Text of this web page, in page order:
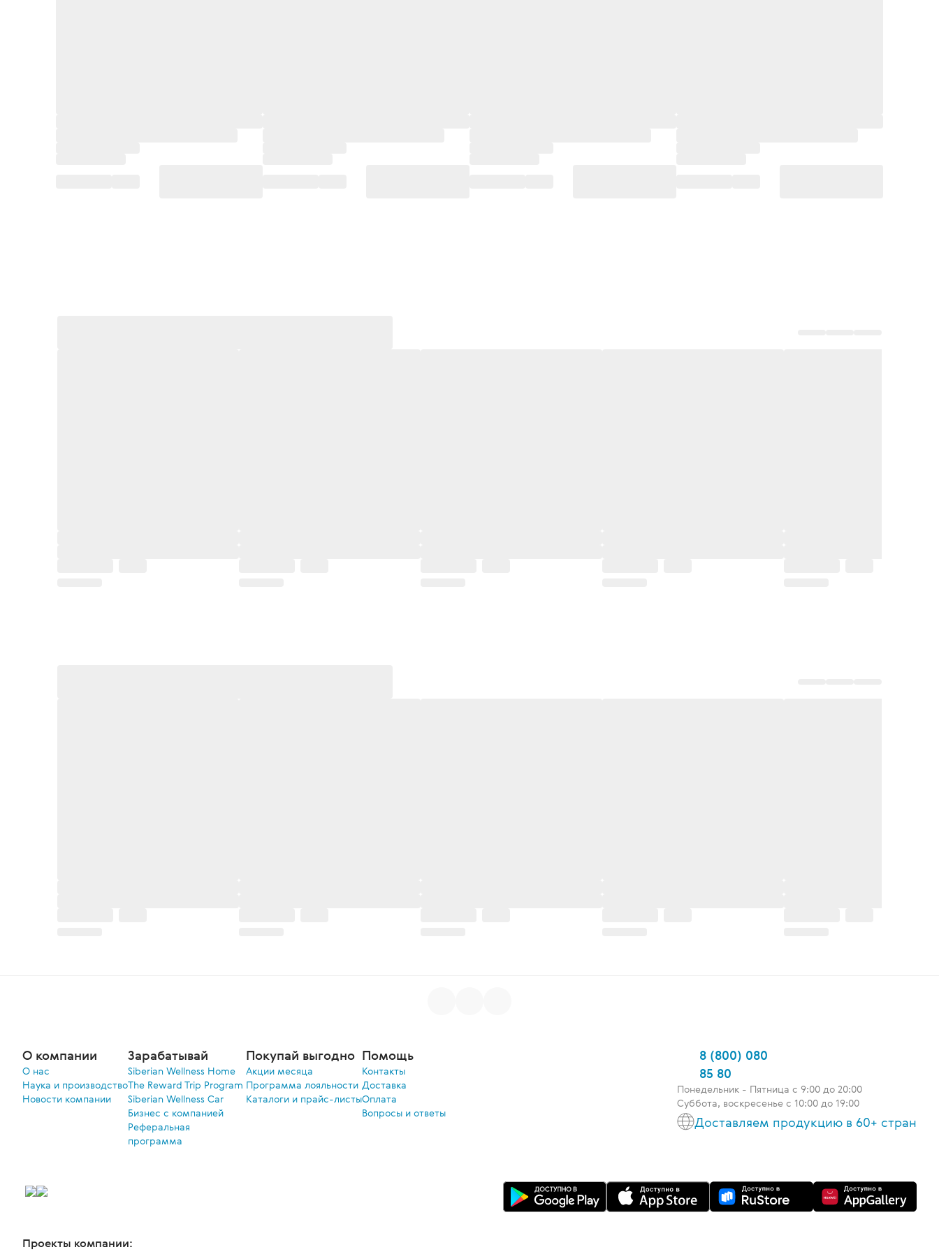
О компании
О нас
Наука и производство
Новости компании
Зарабатывай
Siberian Wellness Home
The Reward Trip Program
Siberian Wellness Car
Бизнес с компанией
Реферальная
программа
Покупай выгодно
Акции меcяца
Программа лояльности
Каталоги и прайс-листы
Помощь
Контакты
Доставка
Оплата
Вопросы и ответы
8 (800) 080
85 80
Понедельник - Пятница c 9:00 до 20:00
Суббота, воскресенье с 10:00 до 19:00
Доставляем продукцию в 60+ стран
Проекты компании: